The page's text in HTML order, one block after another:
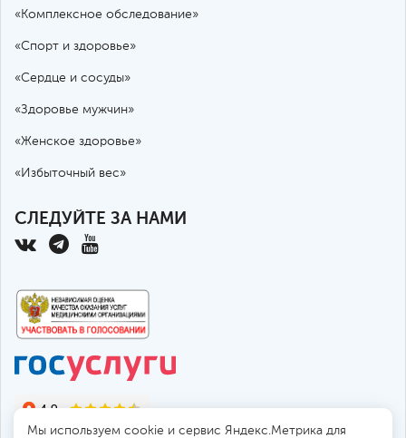
«Комплексное обследование»
«Спорт и здоровье»
«Сердце и сосуды»
«Здоровье мужчин»
«Женское здоровье»
«Избыточный вес»
СЛЕДУЙТЕ ЗА НАМИ
Мы используем cookie и сервис Яндекс.Метрика для